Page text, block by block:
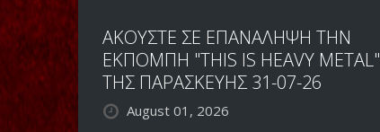
ΑΚΟΥΣΤΕ ΣΕ ΕΠΑΝΑΛΗΨΗ ΤΗΝ
ΕΚΠΟΜΠΗ "THIS IS HEAVY METAL"
ΤΗΣ ΠΑΡΑΣΚΕΥΗΣ 31-07-26
August 01, 2026